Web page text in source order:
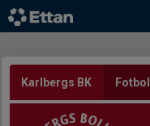
Karlbergs BK Fotboll